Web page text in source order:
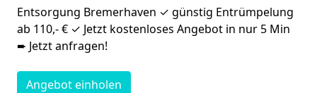
Entsorgung Bremer­haven ✓ günstig Entrümpelung
ab 110,- € ✓ Jetzt kostenloses Angebot in nur 5 Min
➨ Jetzt anfragen!
Angebot einholen